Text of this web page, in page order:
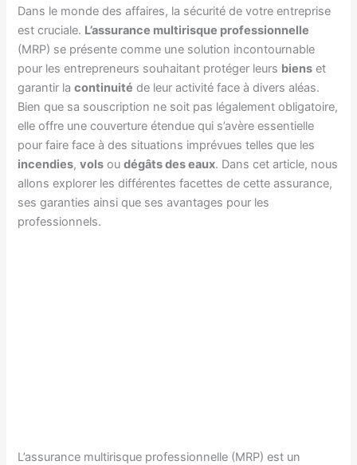
Dans le monde des affaires, la sécurité de votre entreprise
est cruciale. L’assurance multirisque professionnelle
(MRP) se présente comme une solution incontournable
pour les entrepreneurs souhaitant protéger leurs biens et
garantir lacontinuité de leur activité face à divers aléas.
Bien que sa souscription ne soit pas légalement obligatoire,
elle offre une couverture étendue qui s’avère essentielle
pour faire face à des situations imprévues telles que les
incendies,vols oudégâts des eaux. Dans cet article, nous
allons explorer les différentes facettes de cette assurance,
ses garanties ainsi que ses avantages pour les
professionnels.
L’assurance multirisque professionnelle (MRP) est un